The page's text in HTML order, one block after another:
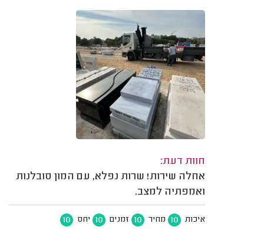
חוות דעת:
אחלה שירות! שרות נפלא, עם המון סובלנות
ואמפתיה למצב.
איכות 10 מחיר 10 זמנים 10 יחס 10